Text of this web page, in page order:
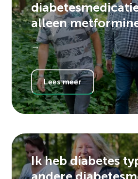
alleen
→
Lees meer
Ik heb diabetes
andere